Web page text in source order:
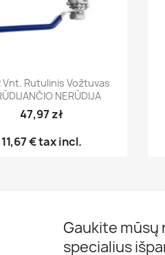
Greita peržiūra
Vnt. Rutulinis Vožtuvas
NERŪDIJA
47,97 zł
11,67 €tax incl.
Gaukite mūsų
specialius